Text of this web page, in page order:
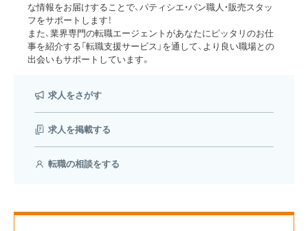
な情報をお届けすることで、パティシエ・パン職人・販売スタッ
フをサポートします！
また、業界専門の転職エージェントがあなたにピッタリのお仕
事を紹介する「転職支援サービス」を通して、より良い職場との
出会いもサポートしています。
求人をさがす
求人を掲載する
転職の相談をする